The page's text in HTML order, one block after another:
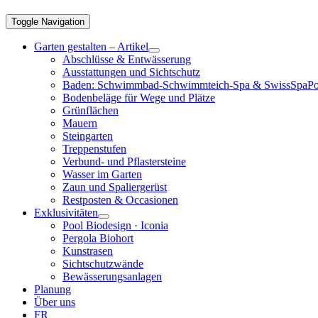
Toggle Navigation
Garten gestalten – Artikel
Abschlüsse & Entwässerung
Ausstattungen und Sichtschutz
Baden: Schwimmbad-Schwimmteich-Spa &
Bodenbeläge für Wege und Plätze
Grünflächen
Mauern
Steingarten
Treppenstufen
Verbund- und Pflastersteine
Wasser im Garten
Zaun und Spaliergerüst
Restposten & Occasionen
Exklusivitäten
Pool Biodesign · Iconia
Pergola Biohort
Kunstrasen
Sichtschutzwände
Bewässerungsanlagen
Planung
Über uns
FR